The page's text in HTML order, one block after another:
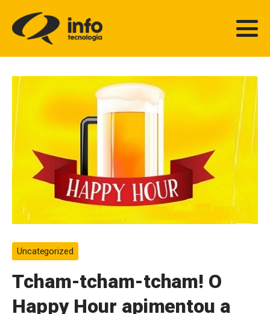
Uncategorized
Tcham-tcham-tcham! O
Happy Hour apimentou a